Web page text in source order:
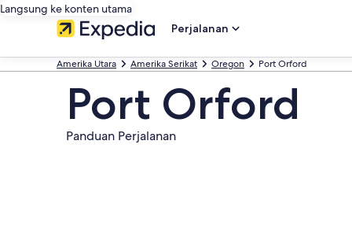
Langsung ke konten utama
Perjalanan
Amerika Utara Amerika Serikat Oregon Port Orford
Port Orford
Panduan Perjalanan